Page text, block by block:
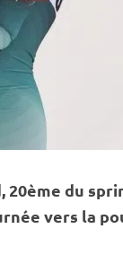
20ème du
vers la